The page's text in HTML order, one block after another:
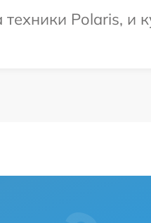
Polaris, и